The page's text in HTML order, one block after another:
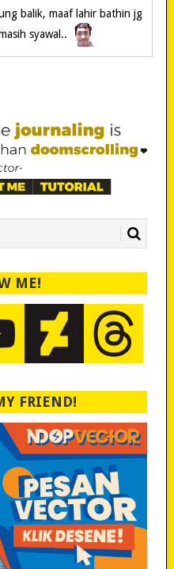
balik, maaf lahir bathin jg
syawal..
ME!
FRIEND!